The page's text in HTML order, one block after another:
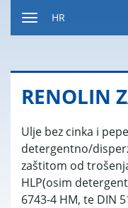
HR
RENOLIN
Ulje bez cinka i
detergentno/
zaštitom od
HLP(osim
6743-4 HM, te DIN